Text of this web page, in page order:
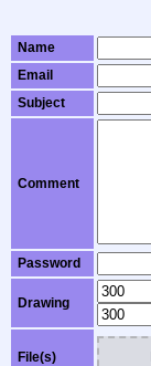
Name
Email
Subject
Comment
Password
Drawing
File(s)